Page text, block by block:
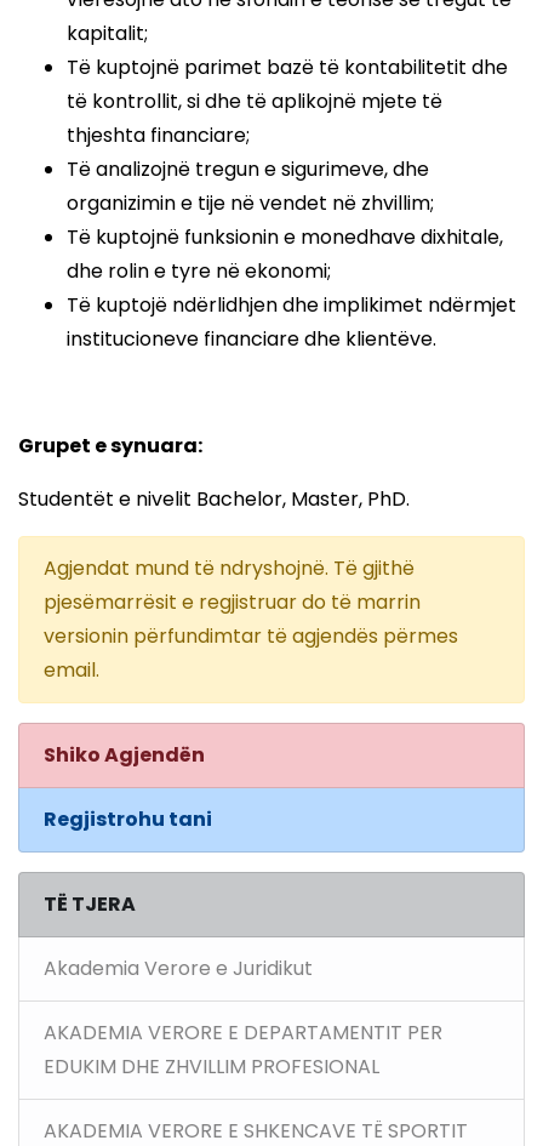
Shiko Agjendën
Regjistrohu tani
TË TJERA
Akademia Verore e Juridikut
AKADEMIA VERORE E DEPARTAMENTIT PER
EDUKIM DHE ZHVILLIM PROFESIONAL
AKADEMIA VERORE E SHKENCAVE TË SPORTIT
kapitalit;
Të kuptojnë parimet bazë të kontabilitetit dhe
të kontrollit, si dhe të aplikojnë mjete të
thjeshta financiare;
Të analizojnë tregun e sigurimeve, dhe
organizimin e tije në vendet në zhvillim;
Të kuptojnë funksionin e monedhave dixhitale,
dhe rolin e tyre në ekonomi;
Të kuptojë ndërlidhjen dhe implikimet ndërmjet
institucioneve financiare dhe klientëve.
Grupet e synuara:
Studentët e nivelit Bachelor, Master, PhD.
Agjendat mund të ndryshojnë. Të gjithë
pjesëmarrësit e regjistruar do të marrin
versionin përfundimtar të agjendës përmes
email.